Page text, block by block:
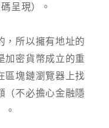
呈現）。
，所以擁有地址的
加密貨幣成立的重
區塊鏈瀏覽器上找
（不必擔心金融隱
。